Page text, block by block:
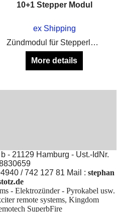
10+1 Stepper Modul
ex Shipping
Zündmodul für Stepperläufe und Spezial Effekte SFX wie Maschinengewehr Salven
More details
- 21129 Hamburg - Ust.-IdNr.
/ 742 127 81 Mail : stephan
- Elektrozünder - Pyrokabel usw.
remote systems, Kingdom
SuperbFire